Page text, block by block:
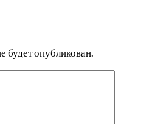
будет опубликован.